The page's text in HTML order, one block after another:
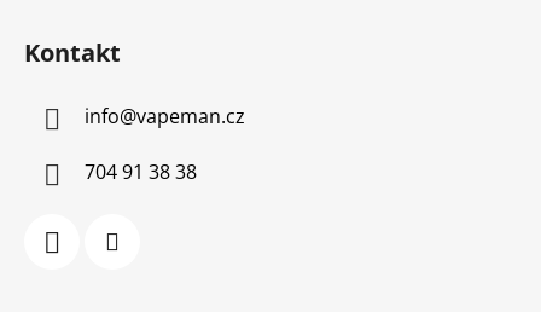
Kontakt
info@vapeman.cz
704 91 38 38